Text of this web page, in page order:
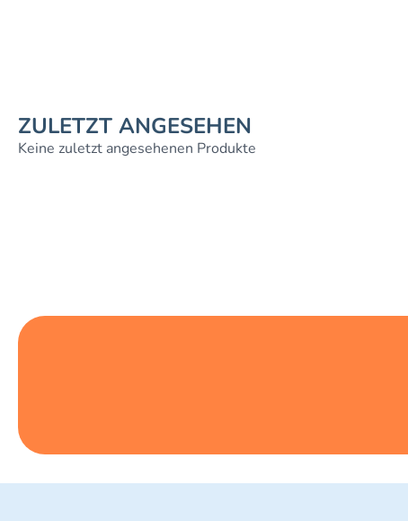
ZULETZT ANGESEHEN
Keine zuletzt angesehenen Produkte